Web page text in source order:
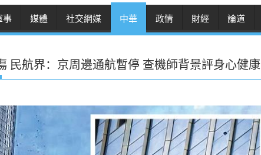
事 媒體 社交網媒 中華 政情 財經 論道
民航界：京周邊通航暫停 查機師背景評身心健康